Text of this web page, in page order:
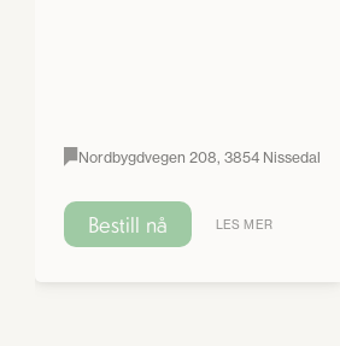
Nordbygdvegen 208, 3854 Nissedal
Bestill nå LES MER